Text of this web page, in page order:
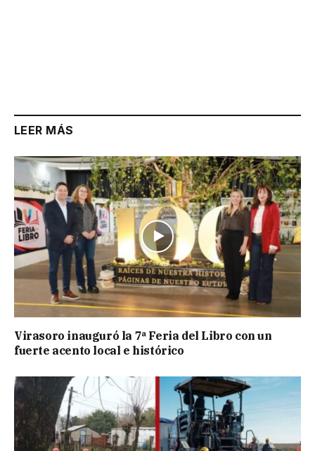
LEER MÁS
Virasoro inauguró la 7ª Feria del Libro con un
fuerte acento local e histórico